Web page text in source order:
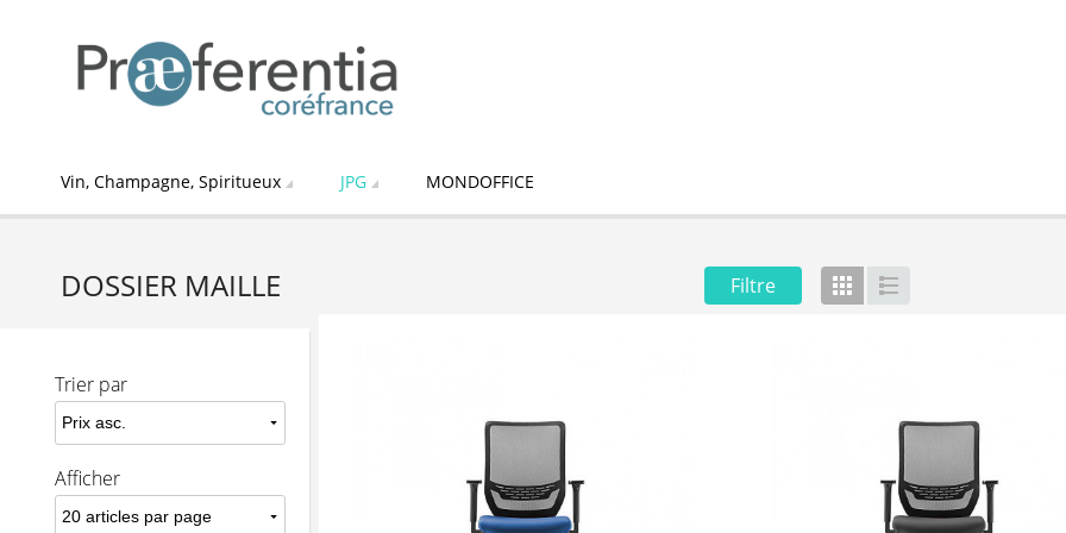
Vin, Champagne, Spiritueux JPG MONDOFFICE
DOSSIER MAILLE Filtre GrilleListe
Trier par
Afficher